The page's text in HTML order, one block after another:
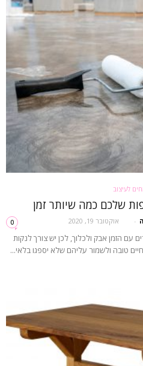
לעיצוב
שלכם כמה שיותר זמן
- אוקטובר 19, 2020 0
עם הזמן אבק ולכלוך, לכן יש צורך לנקות
טובה ולשמור עליהם שלא יספגו בלאי...